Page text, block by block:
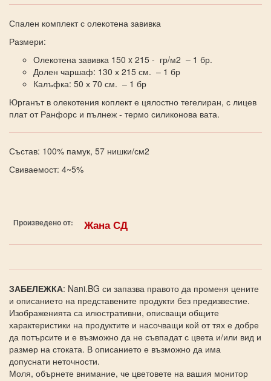
Спален комплект с олекотена завивка
Размери:
Олекотена завивка 150 x 215 - гр/м2 – 1 бр.
Долен чаршаф: 130 х 215 см. – 1 бр
Калъфка: 50 х 70 см. – 1 бр
Юрганът в олекотения коплект е цялостно тегелиран, с лицев
плат от Ранфорс и пълнеж - термо силиконова вата.
Състав: 100% памук, 57 нишки/см2
Свиваемост: 4~5%
Произведено от: Жана СД
ЗАБЕЛЕЖКА: Nani.BG си запазва правото да променя цените
и описанието на представените продукти без предизвестие.
Изображенията са илюстративни, описващи общите
характеристики на продуктите и насочващи кой от тях е добре
да потърсите и е възможно да не съвпадат с цвета и/или вид и
размер на стоката. В описанието е възможно да има
допуснати неточности.
Моля, обърнете внимание, че цветовете на вашия монитор